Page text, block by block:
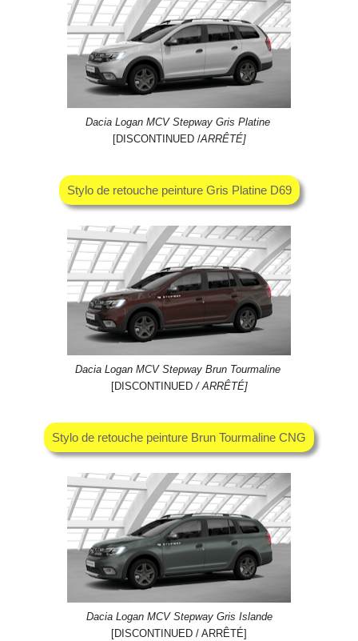
Dacia Logan MCV Stepway Gris Platine
[DISCONTINUED /ARRÊTÉ]
Stylo de retouche peinture Gris Platine D69
Dacia Logan MCV Stepway Brun Tourmaline
[DISCONTINUED/ ARRÊTÉ]
Stylo de retouche peinture Brun Tourmaline CNG
Dacia Logan MCV Stepway Gris Islande
[DISCONTINUED / ARRÊTÉ]